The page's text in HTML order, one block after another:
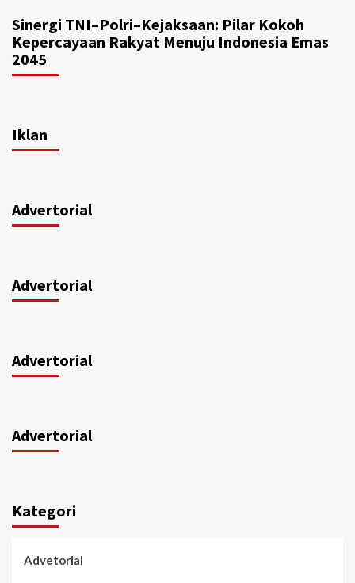
Sinergi TNI–Polri–Kejaksaan: Pilar Kokoh
Kepercayaan Rakyat Menuju Indonesia Emas
2045
Iklan
Advertorial
Advertorial
Advertorial
Advertorial
Kategori
Advetorial